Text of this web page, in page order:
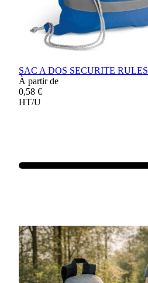
SAC A DOS SECURITE RULES
À partir de
0,58 €
HT/U